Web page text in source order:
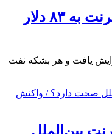
یافت و هر بشکه نفت
اینترنت بین‌الملل
تنظیم